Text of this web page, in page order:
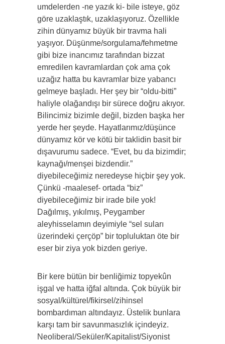
umdelerden -ne yazık ki- bile isteye, göz
göre uzaklaştık, uzaklaşıyoruz. Özellikle
zihin dünyamız büyük bir travma hali
yaşıyor. Düşünme/sorgulama/fehmetme
gibi bize inancımız tarafından bizzat
emredilen kavramlardan çok ama çok
uzağız hatta bu kavramlar bize yabancı
gelmeye başladı. Her şey bir “oldu-bitti”
haliyle olağandışı bir sürece doğru akıyor.
Bilincimiz bizimle değil, bizden başka her
yerde her şeyde. Hayatlarımız/düşünce
dünyamız kör ve kötü bir taklidin basit bir
dışavurumu sadece. “Evet, bu da bizimdir;
kaynağı/menşei bizdendir.”
diyebileceğimiz neredeyse hiçbir şey yok.
Çünkü -maalesef- ortada “biz”
diyebileceğimiz bir irade bile yok!
Dağılmış, yıkılmış, Peygamber
aleyhisselamın deyimiyle “sel suları
üzerindeki çerçöp” bir topluluktan öte bir
eser bir ziya yok bizden geriye.
Bir kere bütün bir benliğimiz topyekûn
işgal ve hatta iğfal altında. Çok büyük bir
sosyal/kültürel/fikirsel/zihinsel
bombardıman altındayız. Üstelik bunlara
karşı tam bir savunmasızlık içindeyiz.
Neoliberal/Seküler/Kapitalist/Siyonist